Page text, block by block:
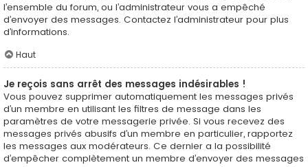
l’ensemble du forum, ou l’administrateur vous a empêché
d’envoyer des messages. Contactez l’administrateur pour plus
d’informations.
Haut
Je reçois sans arrêt des messages indésirables !
Vous pouvez supprimer automatiquement les messages privés
d’un membre en utilisant les filtres de message dans les
paramètres de votre messagerie privée. Si vous recevez des
messages privés abusifs d’un membre en particulier, rapportez
les messages aux modérateurs. Ce dernier a la possibilité
d’empêcher complètement un membre d’envoyer des messages